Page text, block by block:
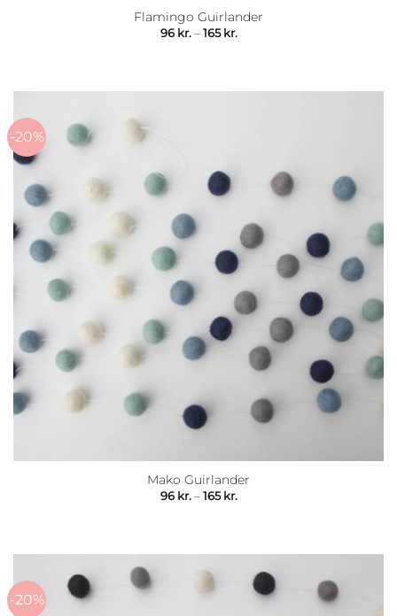
Flamingo Guirlander
96 kr. – 165kr.Prisinterval:
-20%
Mako Guirlander
96 kr. – 165kr.Prisinterval:
-20%